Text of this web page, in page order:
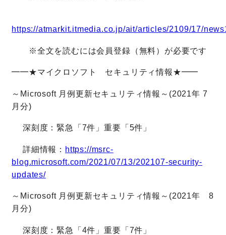
https://atmarkit.itmedia.co.jp/ait/articles/2109/17/
※全文を読むには会員登録（無料）が必要です
━━★マイクロソフト セキュリティ情報★━━
～Microsoft 月例更新セキュリティ情報～(2021年 7
月分)
深刻度：緊急「7件」重要「5件」
詳細情報： https://msrc-
blog.microsoft.com/2021/07/13/202107-security-
updates/
～Microsoft 月例更新セキュリティ情報～(2021年 8
月分)
深刻度：緊急「4件」重要「7件」